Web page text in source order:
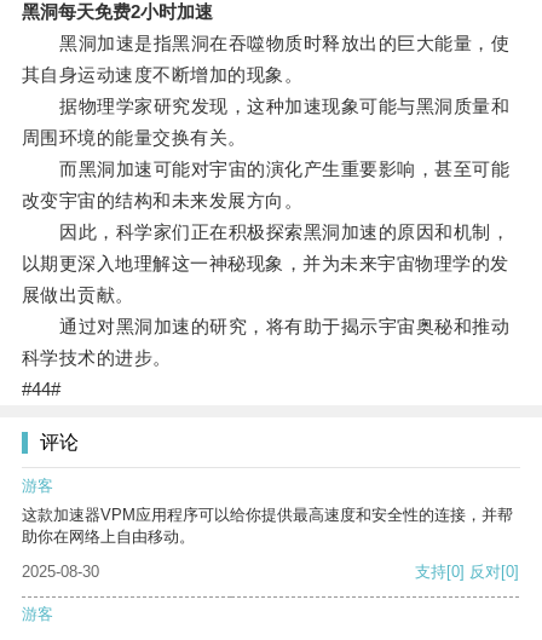
黑洞每天免费2小时加速
黑洞加速是指黑洞在吞噬物质时释放出的巨大能量，使
其自身运动速度不断增加的现象。
据物理学家研究发现，这种加速现象可能与黑洞质量和
周围环境的能量交换有关。
而黑洞加速可能对宇宙的演化产生重要影响，甚至可能
改变宇宙的结构和未来发展方向。
因此，科学家们正在积极探索黑洞加速的原因和机制，
以期更深入地理解这一神秘现象，并为未来宇宙物理学的发
展做出贡献。
通过对黑洞加速的研究，将有助于揭示宇宙奥秘和推动
科学技术的进步。
#44#
评论
游客
这款加速器VPM应用程序可以给你提供最高速度和安全性的连接，并帮
助你在网络上自由移动。
2025-08-30
支持[0] 反对[0]
游客